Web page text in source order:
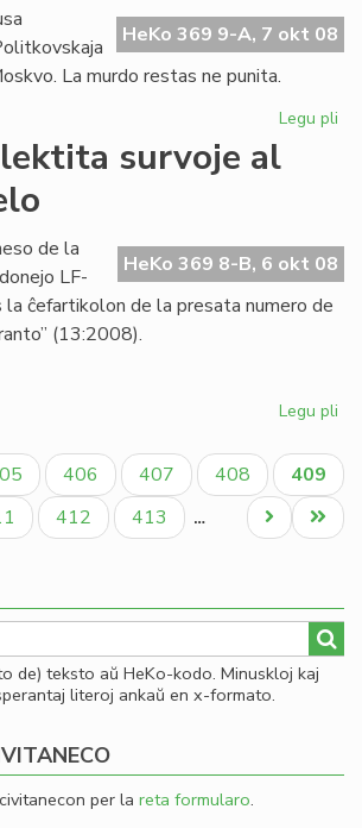
HeKo 369 9-A, 7 okt 08
La murdo restas ne punita.
Legu pli
survoje al
HeKo 369 8-B, 6 okt 08
de la
LF-
la ĉefartikolon de la presata numero de
(13:2008).
Legu pli
al
Paĝo
406 Paĝo
407 Paĝo
408
Aktuala
paĝo
409
Paĝo
412 Paĝo
413 …
Last
page
Next
page
de) teksto aŭ HeKo-kodo. Minuskloj kaj
literoj ankaŭ en x-formato.
per la reta formularo.